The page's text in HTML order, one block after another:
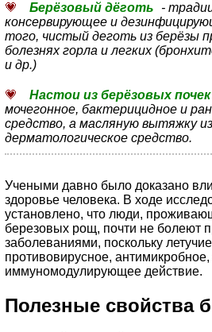
Берёзовый дёготь
-
консервирующее и
того, чистый деготь из берёзы
болезнях горла и легких
и др.)
Настои из берёзовых
мочегонное, бактерицидное и
средство, а масляную вытяжку
дерматологическое средство.
Учеными давно было доказано
здоровье человека. В ходе
установлено, что люди,
березовых рощ, почти не болеют
заболеваниями, поскольку
противовирусное,
иммуномодулирующее действие.
Полезные свойства